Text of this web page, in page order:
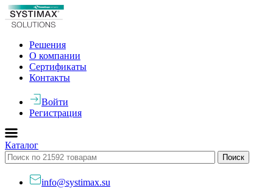
Решения
О компании
Сертификаты
Контакты
Войти
Регистрация
Каталог
info@systimax.su